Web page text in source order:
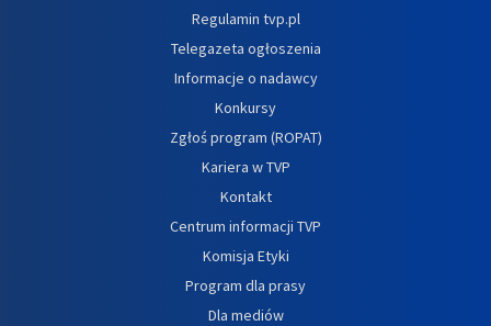
Regulamin tvp.pl
Telegazeta ogłoszenia
Informacje o nadawcy
Konkursy
Zgłoś program (ROPAT)
Kariera w TVP
Kontakt
Centrum informacji TVP
Komisja Etyki
Program dla prasy
Dla mediów